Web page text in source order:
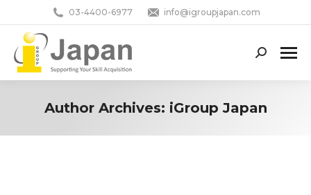
03-4400-6977 info@igroupjapan.com
Search:
Author Archives: iGroup Japan